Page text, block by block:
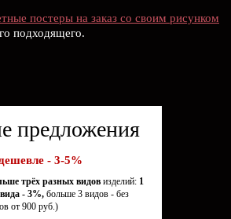
постеры на заказ со своим рисунком
подходящего.
предложения
- 3-5%
трёх разных видов изделий: 1
- 3%, больше 3 видов - без
от 900 руб.)